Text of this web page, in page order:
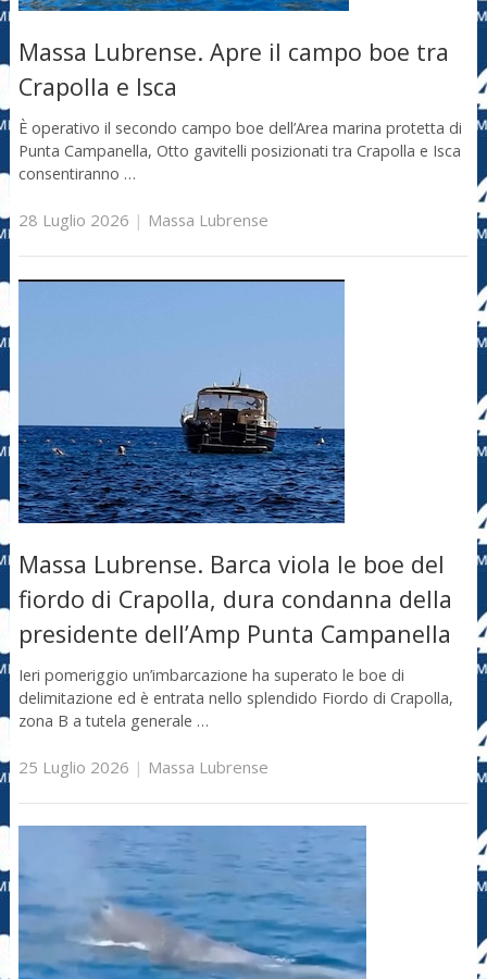
Massa Lubrense. Apre il campo boe tra
Crapolla e Isca
È operativo il secondo campo boe dell’Area marina protetta di
Punta Campanella, Otto gavitelli posizionati tra Crapolla e Isca
consentiranno …
28 Luglio 2026 | Massa Lubrense
Massa Lubrense. Barca viola le boe del
fiordo di Crapolla, dura condanna della
presidente dell’Amp Punta Campanella
Ieri pomeriggio un’imbarcazione ha superato le boe di
delimitazione ed è entrata nello splendido Fiordo di Crapolla,
zona B a tutela generale …
25 Luglio 2026 | Massa Lubrense